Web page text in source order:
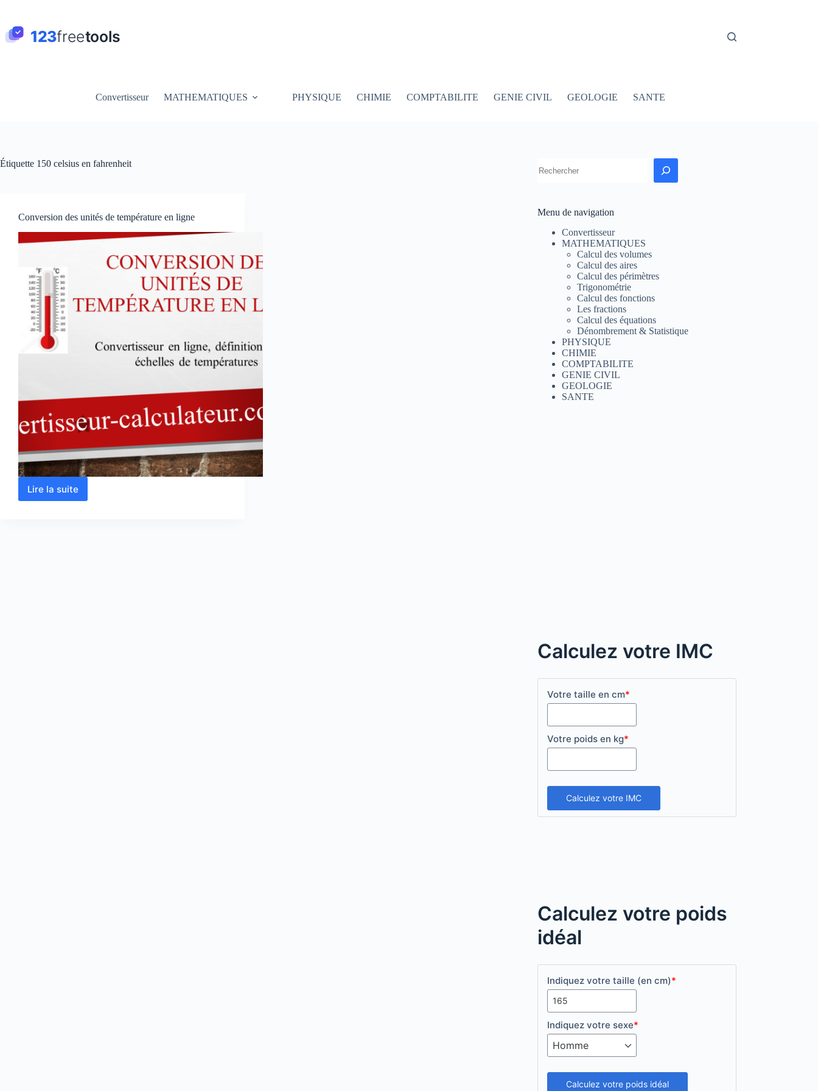
contenu
Convertisseur MATHEMATIQUES PHYSIQUE CHIMIE COMPTABILITE GENIE CIVIL GEOLOGIE SANTE
Étiquette 150 celsius en fahrenheit
Conversion des unités de température en ligne
Lire la suite
Conversion
Menu de navigation
Convertisseur
MATHEMATIQUES
Calcul des volumes
Calcul des aires
Calcul des périmètres
Trigonométrie
Calcul des fonctions
Les fractions
Calcul des équations
Dénombrement & Statistique
PHYSIQUE
CHIMIE
COMPTABILITE
GENIE CIVIL
GEOLOGIE
SANTE
Calculez votre IMC
Votre taille en cm*
Votre poids en kg*
Calculez votre IMC
Calculez votre poids
idéal
Indiquez votre taille (en cm)*
Indiquez votre sexe*
Calculez votre poids idéal